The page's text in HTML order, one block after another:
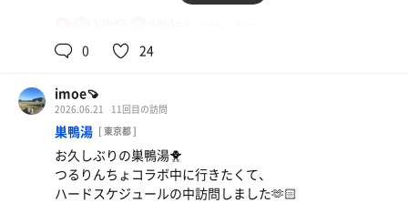
夏はサウナから離れがちになるけど、
今年はビッグイベントもあるので、
こつこつサ活したいな〜💕💕
0 24
imoe🍠
2026.06.21 11回目の訪問
巣鴨湯 [ 東京都 ]
お久しぶりの巣鴨湯🐥
つるりんちょコラボ中に行きたくて、
ハードスケジュールの中訪問しました🫶🏻